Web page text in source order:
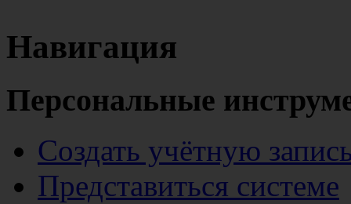
Навигация
Персональные
Создать учётную
Представиться системе